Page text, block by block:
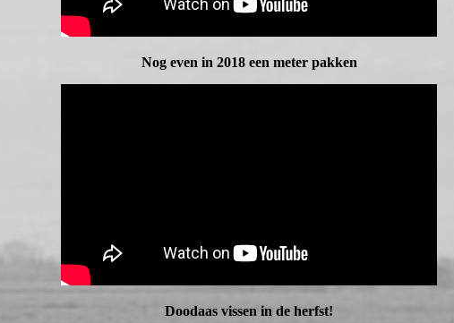
Nog even in 2018 een meter pakken
Doodaas vissen in de herfst!